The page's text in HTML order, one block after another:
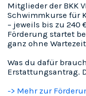
Mitglieder der BKK
Schwimmkurse für
– jeweils bis zu 240
Förderung startet
ganz ohne
Was du dafür
Erstattungsantrag.
-> Mehr zur